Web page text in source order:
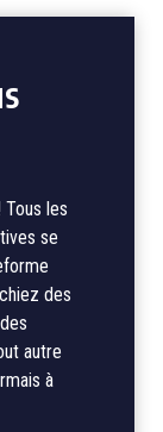
les
se
des
autre
à